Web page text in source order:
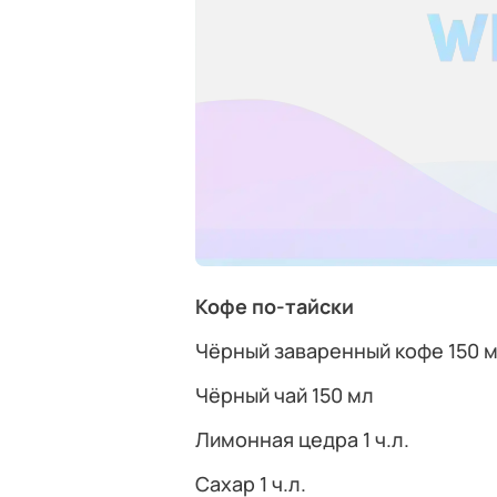
Кофе по-тайски
Чёрный заваренный кофе 150
Чёрный чай 150 мл
Лимонная цедра 1 ч.л.
Сахар 1 ч.л.